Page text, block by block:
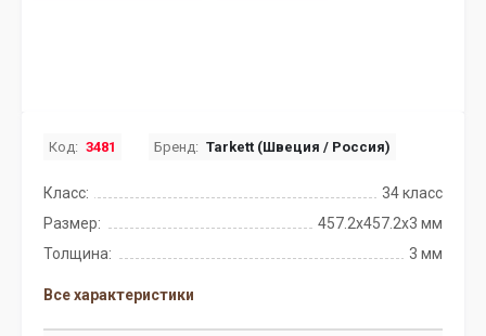
Код: 3481 Бренд: Tarkett (Швеция / Россия)
Класс:
34 класс
Размер:
457.2x457.2х3 мм
Толщина:
3 мм
Все характеристики